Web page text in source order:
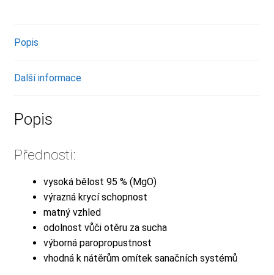
Popis
Další informace
Popis
Přednosti:
vysoká bělost 95 % (MgO)
výrazná krycí schopnost
matný vzhled
odolnost vůči otěru za sucha
výborná paropropustnost
vhodná k nátěrům omítek sanačních systémů